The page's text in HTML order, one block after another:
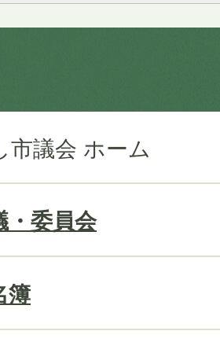
市議会 ホーム
・委員会
簿